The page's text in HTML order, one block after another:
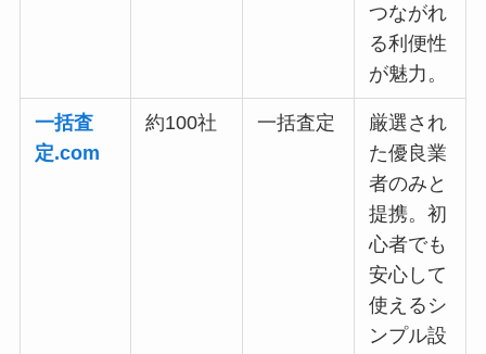
つながれ
る利便性
が魅力。
一括査
定.com
約100社 一括査定
厳選され
た優良業
者のみと
提携。初
心者でも
安心して
使えるシ
ンプル設